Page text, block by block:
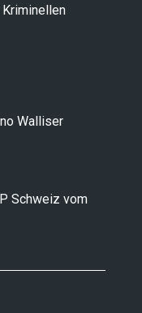
Walliser
Schweiz vom